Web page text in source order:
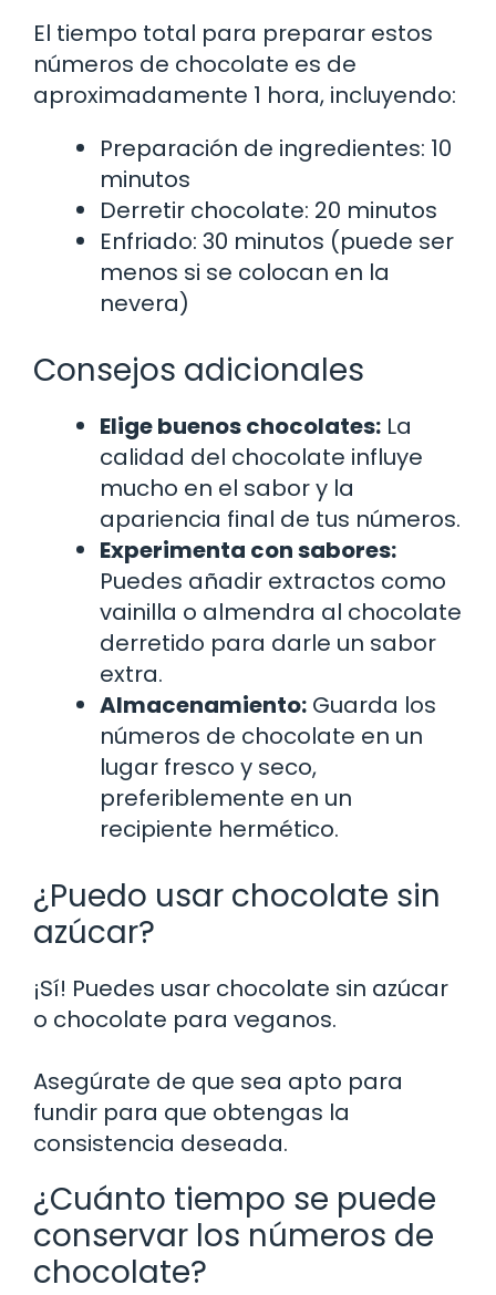
El tiempo total para preparar estos
números de chocolate es de
aproximadamente 1 hora, incluyendo:
Preparación de ingredientes: 10
minutos
Derretir chocolate: 20 minutos
Enfriado: 30 minutos (puede ser
menos si se colocan en la
nevera)
Consejos adicionales
Elige buenos chocolates: La
calidad del chocolate influye
mucho en el sabor y la
apariencia final de tus números.
Experimenta con sabores:
Puedes añadir extractos como
vainilla o almendra al chocolate
derretido para darle un sabor
extra.
Almacenamiento: Guarda los
números de chocolate en un
lugar fresco y seco,
preferiblemente en un
recipiente hermético.
¿Puedo usar chocolate sin
azúcar?
¡Sí! Puedes usar chocolate sin azúcar
o chocolate para veganos.
Asegúrate de que sea apto para
fundir para que obtengas la
consistencia deseada.
¿Cuánto tiempo se puede
conservar los números de
chocolate?